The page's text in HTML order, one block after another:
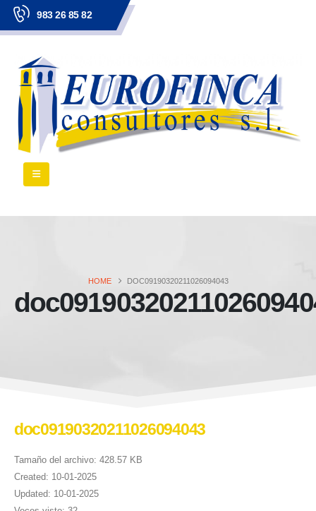
983 26 85 82
HOME DOC09190320211026094043
doc09190320211026094043
Tamaño del archivo: 428.57 KB
Created: 10-01-2025
Updated: 10-01-2025